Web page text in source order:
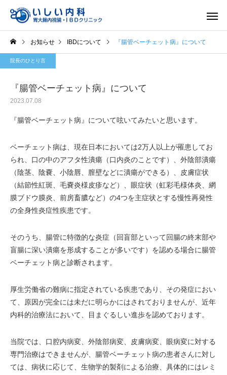
一般内科
お知らせ IBDについて 『腸管ベーチェット病』について
院長のひとり言
『腸管ベーチェット病』について
2023.07.08
『腸管ベーチェット病』について呟いてみたいと思います。
ベーチェット病は、現在日本においては2万人以上が罹患してお
られ、口の中のアフタ性潰瘍（口内炎のことです）、外陰部潰瘍
（陰茎、陰嚢、小陰唇、膣壁などに潰瘍ができる）、皮膚症状
（結節性紅斑、毛嚢炎様皮疹など）、眼症状（虹彩毛様体炎、網
膜ブドウ膜炎、前房畜膿など）の4つを主症状とする慢性再発性
の全身性炎症性疾患です。
そのうち、腸管に特徴的な炎症（回盲部といって回腸の終末部や
盲腸に深い潰瘍を形成することが多いです）を認める場合に腸管
ベーチェット病と診断されます。
厚生労働省の難病に指定されている疾患であり、その発症におい
て、原因が完全には未だに明らかにはされておりませんが、近年
内科的治療法において、目まぐるしい進歩を認めております。
当院では、口腔内病変、外陰部病変、皮膚病変、眼病変に対する
専門治療はできませんが、腸管ベーチェット病の患者さんに対し
ては、病状に応じて、生物学的製剤による治療、具体的にはレミ